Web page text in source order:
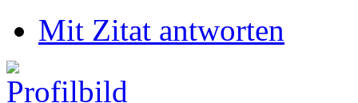
Mit Zitat antworten